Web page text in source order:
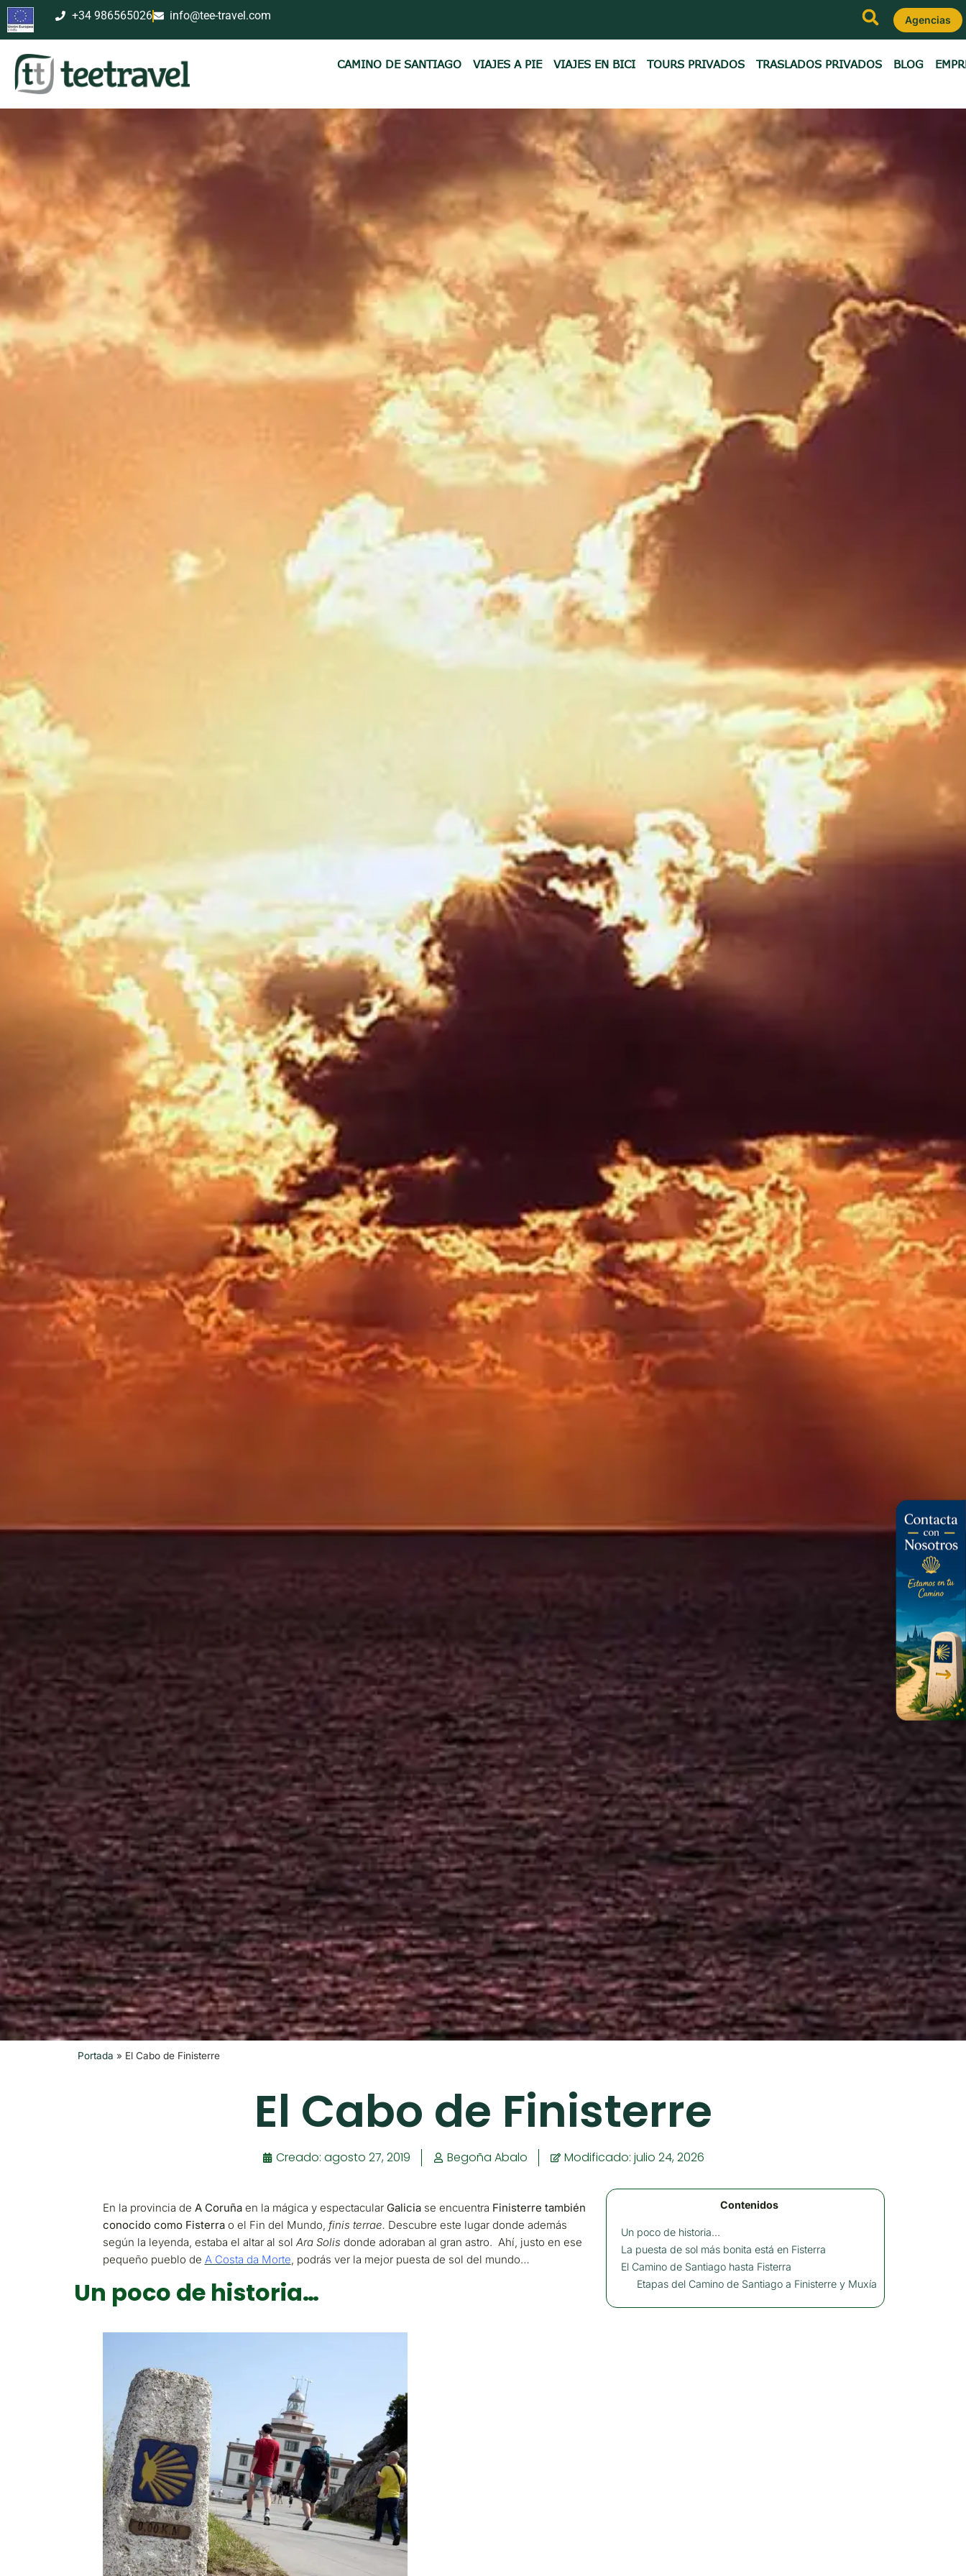
+34 986565026 info@tee-travel.com Agencias
CAMINO DE SANTIAGO VIAJES A PIE VIAJES EN BICI TOURS PRIVADOS TRASLADOS PRIVADOS BLOG
Portada » El Cabo de Finisterre
El Cabo de Finisterre
Creado: agosto 27, 2019 Begoña Abalo Modificado: julio 24, 2026
Contenidos
Un poco de historia…
La puesta de sol más bonita está en Fisterra
El Camino de Santiago hasta Fisterra
Etapas del Camino de Santiago a Finisterre y Muxía
En la provincia de A Coruñaen la mágica y espectacular Galiciase encuentra Finisterre también
conocido como Fisterrao el Fin del Mundo, finis terrae. Descubre este lugar donde además
según la leyenda, estaba el altar al sol Ara Solis donde adoraban al gran astro. Ahí, justo en ese
pequeño pueblo de A Costa da Morte, podrás ver la mejor puesta de sol del mundo…
Un poco de historia…